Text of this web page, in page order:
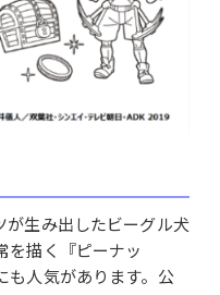
生み出したビーグル犬
を描く『ピーナッ
も人気があります。公